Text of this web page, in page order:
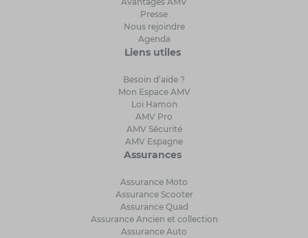
Presse
Nous rejoindre
Agenda
Liens utiles
Besoin d’aide ?
Mon Espace AMV
Loi Hamon
AMV Pro
AMV Sécurité
AMV Espagne
Assurances
Assurance Moto
Assurance Scooter
Assurance Quad
Assurance Ancien et collection
Assurance Auto